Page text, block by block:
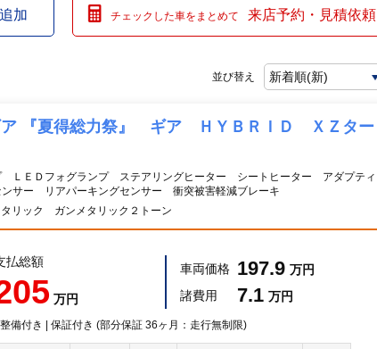
加 チェックした車をまとめて 来店予約・見積依頼
並び替え
ア 『夏得総力祭』 ギア ＨＹＢＲＩＤ ＸＺター
ＬＥＤフォグランプ ステアリングヒーター シートヒーター アダプティ
サー リアパーキングセンサー 衝突被害軽減ブレーキ
タリック ガンメタリック２トーン
払総額
万円
車両価格 197.9 万円
諸費用
7.1 万円
備付き | 保証付き (部分保証 36ヶ月：走行無制限)